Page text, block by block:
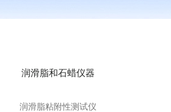
润滑脂和石蜡仪器
润滑脂粘附性测试仪